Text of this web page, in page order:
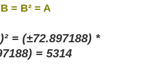
= B² = A
= (±72.897188) *
= 5314